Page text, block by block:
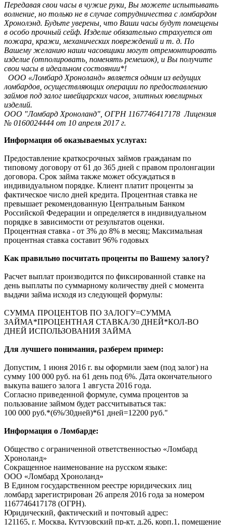
Передавая свои часы в чужие руки, Вы можете испытывать
волнение, но только не в случае сотрудничества с ломбардом
Хронолэнд. Будьте уверены, что Ваши часы будут помещены
в особо прочный сейф. Изделие обязательно страхуется от
пожара, кражи, механических повреждений и т. д. По
Вашему желанию наши часовщики могут отремонтировать
изделие (отполировать, поменять ремешок), и Вы получите
свои часы в идеальном состоянии*!
ООО «Ломбард Хроноланд» является одним из ведущих
ломбардов, осуществляющих операции по предоставлению
займов под залог швейцарских часов, элитных ювелирных
изделий.
ООО "Ломбард Хроноланд", ОГРН 1167746417178 Лицензия
№ 0160024444 от 10 апреля 2017 г.
Информация об оказываемых услугах:
Предоставление краткосрочных займов гражданам по
типовому договору от 61 до 365 дней с правом пролонгации
договора. Срок займа также может обсуждаться в
индивидуальном порядке. Клиент платит проценты за
фактическое число дней кредита. Процентная ставка не
превышает рекомендованную Центральным Банком
Российской Федерации и определяется в индивидуальном
порядке в зависимости от результатов оценки.
Процентная ставка - от 3% до 8% в месяц; Максимальная
процентная ставка составит 96% годовых
Как правильно посчитать проценты по Вашему залогу?
Расчет выплат производится по фиксированной ставке на
день выплаты по суммарному количеству дней с момента
выдачи займа исходя из следующей формулы:
СУММА ПРОЦЕНТОВ ПО ЗАЛОГУ=СУММА
ЗАЙМА*ПРОЦЕНТНАЯ СТАВКА/30 ДНЕЙ*КОЛ-ВО
ДНЕЙ ИСПОЛЬЗОВАНИЯ ЗАЙМА
Для лучшего понимания, разберем пример:
Допустим, 1 июня 2016 г. вы оформили заем (под залог) на
сумму 100 000 руб. на 61 день под 6%. Дата окончательного
выкупа вашего залога 1 августа 2016 года.
Согласно приведенной формуле, сумма процентов за
пользование займом будет рассчитываться так:
100 000 руб.*(6%/30дней)*61 дней=12200 руб."
Информация о Ломбарде:
Общество с ограниченной ответственностью «Ломбард
Хроноланд»
Сокращенное наименование на русском языке:
ООО «Ломбард Хроноланд»
В Едином государственном реестре юридических лиц
ломбард зарегистрирован 26 апреля 2016 года за номером
1167746417178 (ОГРН).
Юридический, фактический и почтовый адрес:
121165, г. Москва, Кутузовский пр-кт, д.26, корп.1, помещение